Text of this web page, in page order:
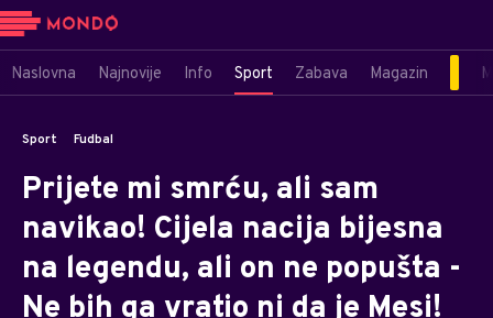
Naslovna Najnovije Info Sport Zabava Magazin
Sport Fudbal
Prijete mi smrću, ali sam
navikao! Cijela nacija bijesna
na legendu, ali on ne popušta -
Ne bih ga vratio ni da je Mesi!